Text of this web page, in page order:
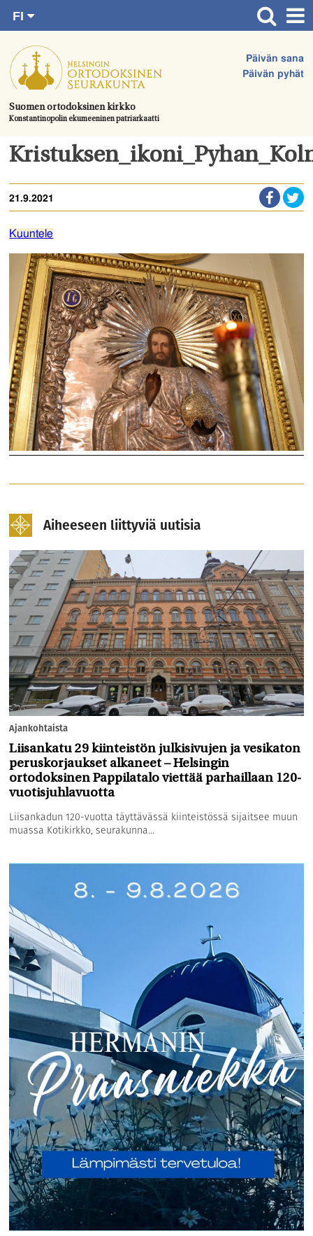
suoraan
sisältöön.
Suomen ortodoksinen kirkko
Konstantinopolin ekumeeninen patriarkaatti
Päivän sana
Päivän pyhät
FI
SV
EN
UA
Etusivu
Ajankohtaista
Juhlat & toimitukset
Kirkot
Tule mukaan
Hautausmaa
Yhteystiedot
21.9.2021
Kuuntele
Aiheeseen liittyviä uutisia
Ajankohtaista
Liisankatu 29 kiinteistön julkisivujen ja vesikaton
peruskorjaukset alkaneet – Helsingin
ortodoksinen Pappilatalo viettää parhaillaan 120-
vuotisjuhlavuotta
Liisankadun 120-vuotta täyttävässä kiinteistössä sijaitsee muun
muassa Kotikirkko, seurakunna...